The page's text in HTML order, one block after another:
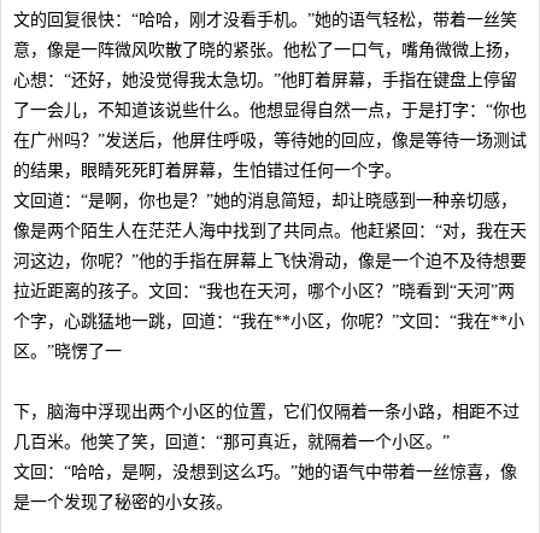
文的回复很快：“哈哈，刚才没看手机。”她的语气轻松，带着一丝笑
意，像是一阵微风吹散了晓的紧张。他松了一口气，嘴角微微上扬，
心想：“还好，她没觉得我太急切。”他盯着屏幕，手指在键盘上停留
了一会儿，不知道该说些什么。他想显得自然一点，于是打字：“你也
在广州吗？”发送后，他屏住呼吸，等待她的回应，像是等待一场测试
的结果，眼睛死死盯着屏幕，生怕错过任何一个字。
文回道：“是啊，你也是？”她的消息简短，却让晓感到一种亲切感，
像是两个陌生人在茫茫人海中找到了共同点。他赶紧回：“对，我在天
河这边，你呢？”他的手指在屏幕上飞快滑动，像是一个迫不及待想要
拉近距离的孩子。文回：“我也在天河，哪个小区？”晓看到“天河”两
个字，心跳猛地一跳，回道：“我在**小区，你呢？”文回：“我在**小
区。”晓愣了一
下，脑海中浮现出两个小区的位置，它们仅隔着一条小路，相距不过
几百米。他笑了笑，回道：“那可真近，就隔着一个小区。”
文回：“哈哈，是啊，没想到这么巧。”她的语气中带着一丝惊喜，像
是一个发现了秘密的小女孩。